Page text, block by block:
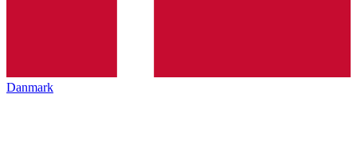
Danmark